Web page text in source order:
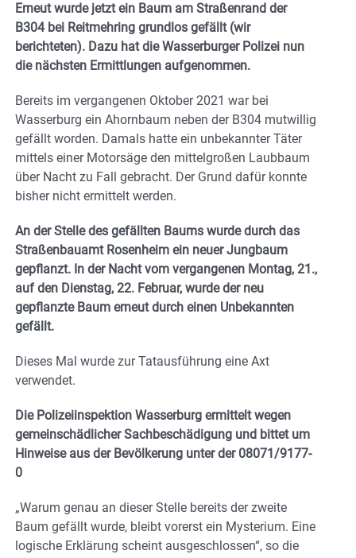
Erneut wurde jetzt ein Baum am Straßenrand der
B304 bei Reitmehring grundlos gefällt (wir
berichteten). Dazu hat die Wasserburger Polizei nun
die nächsten Ermittlungen aufgenommen.
Bereits im vergangenen Oktober 2021 war bei
Wasserburg ein Ahornbaum neben der B304 mutwillig
gefällt worden. Damals hatte ein unbekannter Täter
mittels einer Motorsäge den mittelgroßen Laubbaum
über Nacht zu Fall gebracht. Der Grund dafür konnte
bisher nicht ermittelt werden.
An der Stelle des gefällten Baums wurde durch das
Straßenbauamt Rosenheim ein neuer Jungbaum
gepflanzt. In der Nacht vom vergangenen Montag, 21.,
auf den Dienstag, 22. Februar, wurde der neu
gepflanzte Baum erneut durch einen Unbekannten
gefällt.
Dieses Mal wurde zur Tatausführung eine Axt
verwendet.
Die Polizeiinspektion Wasserburg ermittelt wegen
gemeinschädlicher Sachbeschädigung und bittet um
Hinweise aus der Bevölkerung unter der 08071/9177-
0
„Warum genau an dieser Stelle bereits der zweite
Baum gefällt wurde, bleibt vorerst ein Mysterium. Eine
logische Erklärung scheint ausgeschlossen“, so die